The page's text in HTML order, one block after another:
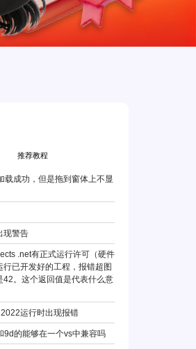
推荐教程
载成功，但是拖到窗体上不显
现警告
.net有正式运行许可（硬件
行已开发好的工程，报错超图
42。这个返回值是代表什么意
运行时出现报错
9d的能够在一个vs中兼容吗